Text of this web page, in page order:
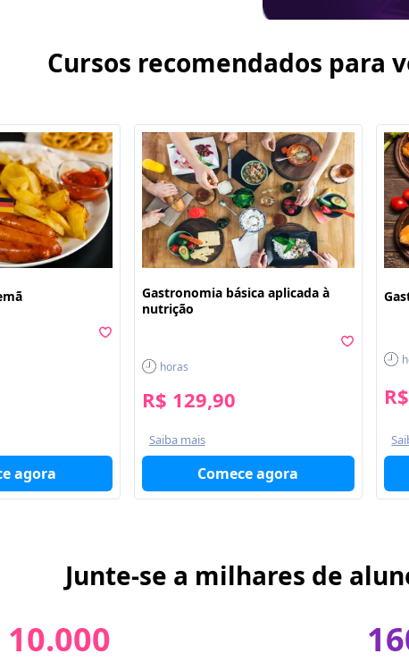
Cursos recomendados para
agora
Gastronomia básica aplicada à
nutrição
horas
R$ 129,90
Saiba mais
Comece agora
Junte-se a milhares de
10.000